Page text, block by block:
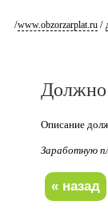
/www.obzorzarplat.ru/
Описание
Заработную